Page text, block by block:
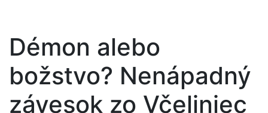
Démon alebo
božstvo? Nenápadný
závesok zo Včeliniec